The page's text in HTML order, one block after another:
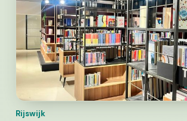
Rijswijk